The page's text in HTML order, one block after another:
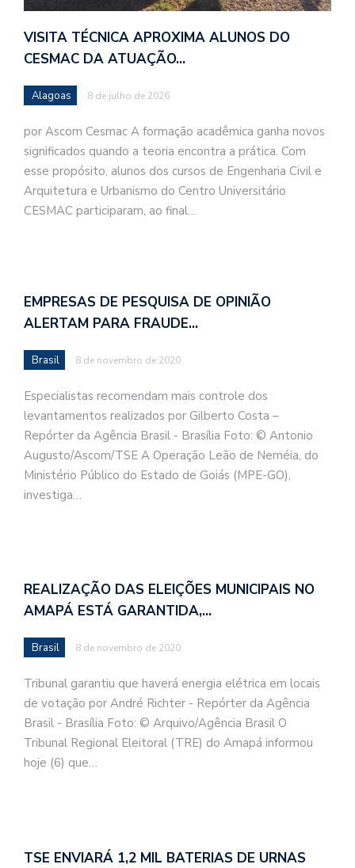
VISITA TÉCNICA APROXIMA ALUNOS DO
CESMAC DA ATUAÇÃO…
Alagoas 8 de julho de 2026
por Ascom Cesmac A formação acadêmica ganha novos
significados quando a teoria encontra a prática. Com
esse propósito, alunos dos cursos de Engenharia Civil e
Arquitetura e Urbanismo do Centro Universitário
CESMAC participaram, ao final…
EMPRESAS DE PESQUISA DE OPINIÃO
ALERTAM PARA FRAUDE…
Brasil 8 de novembro de 2020
Especialistas recomendam mais controle dos
levantamentos realizados por Gilberto Costa –
Repórter da Agência Brasil - Brasília Foto: © Antonio
Augusto/Ascom/TSE A Operação Leão de Neméia, do
Ministério Público do Estado de Goiás (MPE-GO),
investiga…
REALIZAÇÃO DAS ELEIÇÕES MUNICIPAIS NO
AMAPÁ ESTÁ GARANTIDA,…
Brasil 8 de novembro de 2020
Tribunal garantiu que haverá energia elétrica em locais
de votação por André Richter - Repórter da Agência
Brasil - Brasília Foto: © Arquivo/Agência Brasil O
Tribunal Regional Eleitoral (TRE) do Amapá informou
hoje (6) que…
TSE ENVIARÁ 1,2 MIL BATERIAS DE URNAS